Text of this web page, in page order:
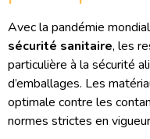
Avec la pandémie
sécurité sanitaire, les
particulière à la sécurité
d’emballages. Les
optimale contre les
normes strictes en